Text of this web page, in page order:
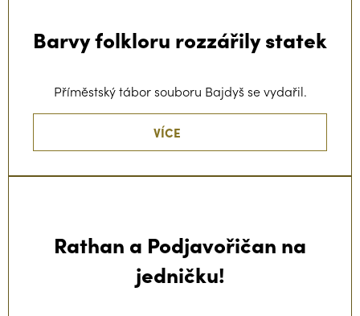
Barvy folkloru rozzářily statek
Příměstský tábor souboru Bajdyš se vydařil.
VÍCE
Rathan a Podjavořičan na
jedničku!